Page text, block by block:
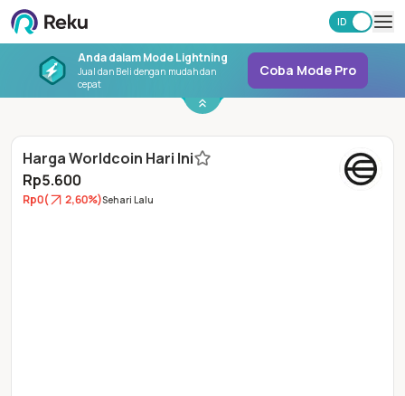
EN
ID
Investasi
Market
Biaya
Lainnya
Anda dalam Mode Lightning
Jual dan Beli dengan mudah dan
cepat
Coba Mode Pro
Harga Worldcoin Hari Ini
Rp5.600
Rp0( 2,60%)Sehari Lalu